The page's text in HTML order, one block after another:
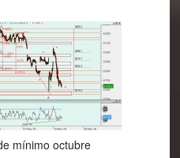
mínimo octubre